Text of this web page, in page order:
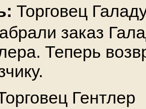
Торговец
заказ
Теперь
Гентлер